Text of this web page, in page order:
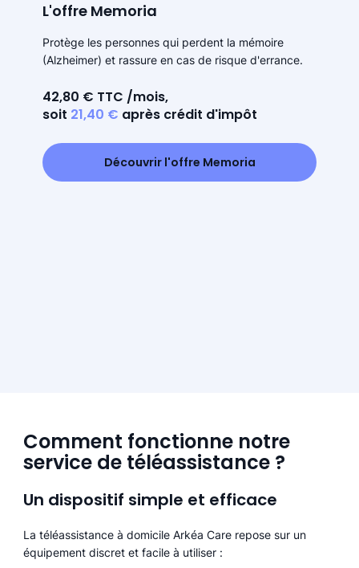
L'offre Memoria
Protège les personnes qui perdent la mémoire
(Alzheimer) et rassure en cas de risque d'errance.
42,80 € TTC /mois,
soit 21,40 € après crédit d'impôt
Découvrir l'offre Memoria
Comment fonctionne notre
service de téléassistance ?
Un dispositif simple et efficace
La téléassistance à domicile Arkéa Care repose sur un
équipement discret et facile à utiliser :